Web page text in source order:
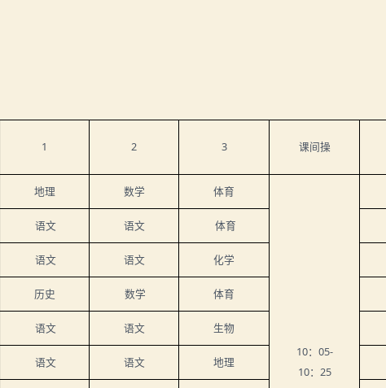
1 2 3 课间操
地理 数学 体育
10：05-
10：25
语文 语文 体育
语文 语文 化学
历史 数学 体育
语文 语文 生物
语文 语文 地理